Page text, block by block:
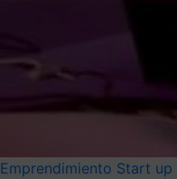
Emprendimiento Start up